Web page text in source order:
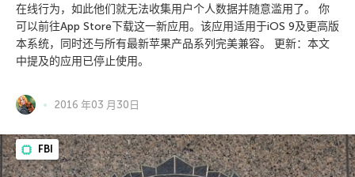
在线行为，如此他们就无法收集用户个人数据并随意滥用了。 你
可以前往App Store下载这一新应用。该应用适用于iOS 9及更高版
本系统，同时还与所有最新苹果产品系列完美兼容。 更新：本文
中提及的应用已停止使用。
2016 年03 月30日
FBI